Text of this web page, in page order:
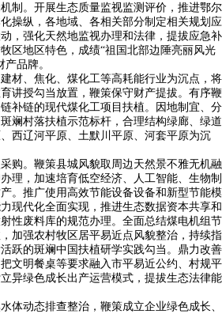
。开展生态质量监视监测评价，推进鄂尔
操纵，各地域、各相关部分制定相关规划应
，强化天然地监视办理和法律，提拔应急补
区地区特色，成绩“祖国北部边陲亮丽风光
品牌。
、焦化、煤化工等高耗能行业为沉点，将
讲授勾当放置，鞭策保守财产提拔。有序鞭
补链的现代煤化工项目扶植。因地制宜、分
斓村落扶植示范标杆，合理结构绿廊、绿道
西辽河平原、土默川平原、河套平原为沉
。鞭策县城风貌取周边天然景不雅无机融
理，加速培育低空经济、人工智能、生物制
。推广使用高效节能设备设备和新型节能模
现代化全面实现，推进生态数据资本共享和
性废料库的规范办理。全面总结煤电机组节
加强农村牧区居平易近点风貌整治，持续指
跃的斑斓中国扶植研学实践勾当。鼎力改善
文明餐桌等要求融入市平易近公约、村规平
异绿色成长出产运营模式，提拔生态法律能
动态排查整治，鞭策成立企业绿色成长、